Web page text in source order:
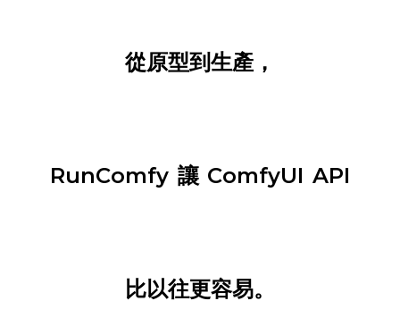
從原型到生產，
RunComfy 讓 ComfyUI API
比以往更容易。